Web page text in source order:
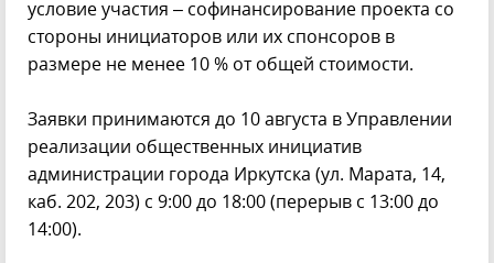
условие участия – софинансирование проекта со
стороны инициаторов или их спонсоров в
размере не менее 10 % от общей стоимости.
Заявки принимаются до 10 августа в Управлении
реализации общественных инициатив
администрации города Иркутска (ул. Марата, 14,
каб. 202, 203) с 9:00 до 18:00 (перерыв с 13:00 до
14:00).